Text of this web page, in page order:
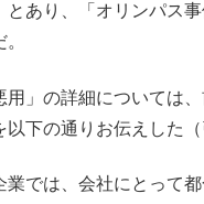
とあり、「オリンパス
」の詳細については
以下の通りお伝えした（
業では、会社にとって